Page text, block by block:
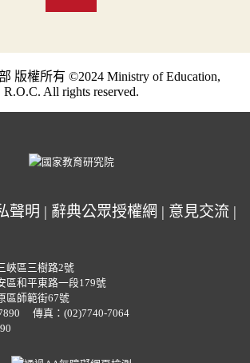
版權所有 ©2024 Ministry of Education,
R.O.C. All rights reserved.
聲明 | 辭典公眾授權網 | 意見交流 |
峽區三樹路2號
區和平東路一段179號
區師範街67號
傳真：(02)7740-7064